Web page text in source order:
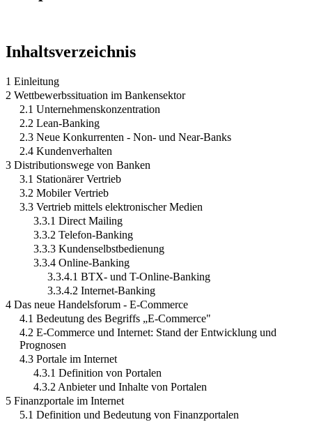
Inhaltsverzeichnis
1 Einleitung
2 Wettbewerbssituation im Bankensektor
2.1 Unternehmenskonzentration
2.2 Lean-Banking
2.3 Neue Konkurrenten - Non- und Near-Banks
2.4 Kundenverhalten
3 Distributionswege von Banken
3.1 Stationärer Vertrieb
3.2 Mobiler Vertrieb
3.3 Vertrieb mittels elektronischer Medien
3.3.1 Direct Mailing
3.3.2 Telefon-Banking
3.3.3 Kundenselbstbedienung
3.3.4 Online-Banking
3.3.4.1 BTX- und T-Online-Banking
3.3.4.2 Internet-Banking
4 Das neue Handelsforum - E-Commerce
4.1 Bedeutung des Begriffs „E-Commerce"
4.2 E-Commerce und Internet: Stand der Entwicklung und
Prognosen
4.3 Portale im Internet
4.3.1 Definition von Portalen
4.3.2 Anbieter und Inhalte von Portalen
5 Finanzportale im Internet
5.1 Definition und Bedeutung von Finanzportalen